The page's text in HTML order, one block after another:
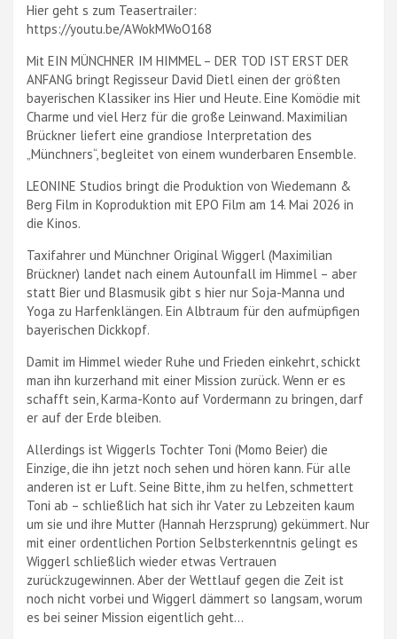
Hier geht s zum Teasertrailer:
https://youtu.be/AWokMWoO168
Mit EIN MÜNCHNER IM HIMMEL – DER TOD IST ERST DER
ANFANG bringt Regisseur David Dietl einen der größten
bayerischen Klassiker ins Hier und Heute. Eine Komödie mit
Charme und viel Herz für die große Leinwand. Maximilian
Brückner liefert eine grandiose Interpretation des
„Münchners“, begleitet von einem wunderbaren Ensemble.
LEONINE Studios bringt die Produktion von Wiedemann &
Berg Film in Koproduktion mit EPO Film am 14. Mai 2026 in
die Kinos.
Taxifahrer und Münchner Original Wiggerl (Maximilian
Brückner) landet nach einem Autounfall im Himmel – aber
statt Bier und Blasmusik gibt s hier nur Soja-Manna und
Yoga zu Harfenklängen. Ein Albtraum für den aufmüpfigen
bayerischen Dickkopf.
Damit im Himmel wieder Ruhe und Frieden einkehrt, schickt
man ihn kurzerhand mit einer Mission zurück. Wenn er es
schafft sein, Karma-Konto auf Vordermann zu bringen, darf
er auf der Erde bleiben.
Allerdings ist Wiggerls Tochter Toni (Momo Beier) die
Einzige, die ihn jetzt noch sehen und hören kann. Für alle
anderen ist er Luft. Seine Bitte, ihm zu helfen, schmettert
Toni ab – schließlich hat sich ihr Vater zu Lebzeiten kaum
um sie und ihre Mutter (Hannah Herzsprung) gekümmert. Nur
mit einer ordentlichen Portion Selbsterkenntnis gelingt es
Wiggerl schließlich wieder etwas Vertrauen
zurückzugewinnen. Aber der Wettlauf gegen die Zeit ist
noch nicht vorbei und Wiggerl dämmert so langsam, worum
es bei seiner Mission eigentlich geht…